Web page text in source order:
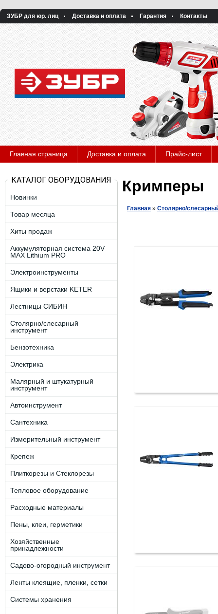
ЗУБР для юр. лиц Доставка и оплата Гарантия Контакты
Главная страница Доставка и оплата Прайс-лист
КАТАЛОГ ОБОРУДОВАНИЯ
Новинки
Товар месяца
Хиты продаж
Аккумуляторная система 20V
MAX Lithium PRO
Электроинструменты
Ящики и верстаки KETER
Лестницы СИБИН
Столярно/слесарный
инструмент
Бензотехника
Электрика
Малярный и штукатурный
инструмент
Автоинструмент
Сантехника
Измерительный инструмент
Крепеж
Плиткорезы и Стеклорезы
Тепловое оборудование
Расходные материалы
Пены, клеи, герметики
Хозяйственные
принадлежности
Садово-огородный инструмент
Ленты клеящие, пленки, сетки
Системы хранения
Кримперы
Главная » Столярно/